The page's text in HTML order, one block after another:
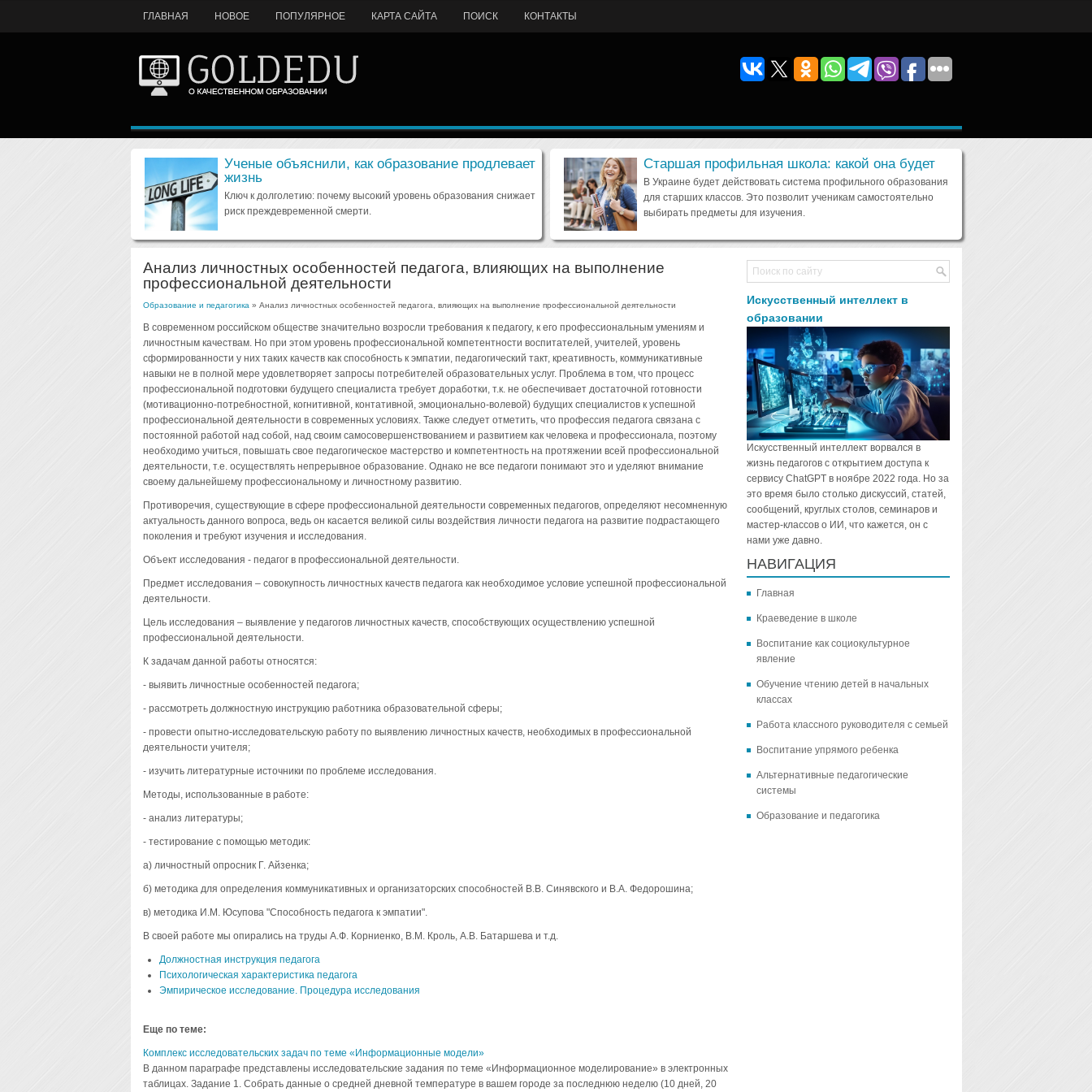
ГЛАВНАЯ НОВОЕ ПОПУЛЯРНОЕ КАРТА САЙТА ПОИСК КОНТАКТЫ
Ученые объяснили, как образование продлевает
жизнь
Ключ к долголетию: почему высокий уровень образования снижает
риск преждевременной смерти.
Старшая профильная школа: какой она будет
В Украине будет действовать система профильного образования
для старших классов. Это позволит ученикам самостоятельно
выбирать предметы для изучения.
Анализ личностных особенностей педагога, влияющих на выполнение
профессиональной деятельности
Образование и педагогика » Анализ личностных особенностей педагога, влияющих на выполнение профессиональной деятельности
В современном российском обществе значительно возросли требования к педагогу, к его профессиональным умениям и
личностным качествам. Но при этом уровень профессиональной компетентности воспитателей, учителей, уровень
сформированности у них таких качеств как способность к эмпатии, педагогический такт, креативность, коммуникативные
навыки не в полной мере удовлетворяет запросы потребителей образовательных услуг. Проблема в том, что процесс
профессиональной подготовки будущего специалиста требует доработки, т.к. не обеспечивает достаточной готовности
(мотивационно-потребностной, когнитивной, контативной, эмоционально-волевой) будущих специалистов к успешной
профессиональной деятельности в современных условиях. Также следует отметить, что профессия педагога связана с
постоянной работой над собой, над своим самосовершенствованием и развитием как человека и профессионала, поэтому
необходимо учиться, повышать свое педагогическое мастерство и компетентность на протяжении всей профессиональной
деятельности, т.е. осуществлять непрерывное образование. Однако не все педагоги понимают это и уделяют внимание
своему дальнейшему профессиональному и личностному развитию.
Противоречия, существующие в сфере профессиональной деятельности современных педагогов, определяют несомненную
актуальность данного вопроса, ведь он касается великой силы воздействия личности педагога на развитие подрастающего
поколения и требуют изучения и исследования.
Объект исследования - педагог в профессиональной деятельности.
Предмет исследования – совокупность личностных качеств педагога как необходимое условие успешной профессиональной
деятельности.
Цель исследования – выявление у педагогов личностных качеств, способствующих осуществлению успешной
профессиональной деятельности.
К задачам данной работы относятся:
- выявить личностные особенностей педагога;
- рассмотреть должностную инструкцию работника образовательной сферы;
- провести опытно-исследовательскую работу по выявлению личностных качеств, необходимых в профессиональной
деятельности учителя;
- изучить литературные источники по проблеме исследования.
Методы, использованные в работе:
- анализ литературы;
- тестирование с помощью методик:
а) личностный опросник Г. Айзенка;
б) методика для определения коммуникативных и организаторских способностей В.В. Синявского и В.А. Федорошина;
в) методика И.М. Юсупова "Способность педагога к эмпатии".
В своей работе мы опирались на труды А.Ф. Корниенко, В.М. Кроль, А.В. Батаршева и т.д.
Должностная инструкция педагога
Психологическая характеристика педагога
Эмпирическое исследование. Процедура исследования
Еще по теме:
Комплекс исследовательских задач по теме «Информационные модели»
В данном параграфе представлены исследовательские задания по теме «Информационное моделирование» в электронных
таблицах. Задание 1. Собрать данные о средней дневной температуре в вашем городе за последнюю неделю (10 дней, 20
Искусственный интеллект в
образовании
Искусственный интеллект ворвался в
жизнь педагогов с открытием доступа к
сервису ChatGPT в ноябре 2022 года. Но за
это время было столько дискуссий, статей,
сообщений, круглых столов, семинаров и
мастер-классов о ИИ, что кажется, он с
нами уже давно.
НАВИГАЦИЯ
Главная
Краеведение в школе
Воспитание как социокультурное
явление
Обучение чтению детей в начальных
классах
Работа классного руководителя с семьей
Воспитание упрямого ребенка
Альтернативные педагогические
системы
Образование и педагогика